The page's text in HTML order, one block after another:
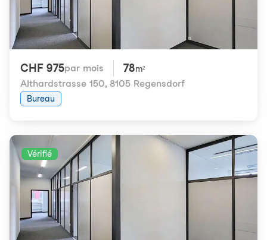
CHF 975par mois 78m²
Althardstrasse 150, 8105 Regensdorf
Bureau
Vérifié